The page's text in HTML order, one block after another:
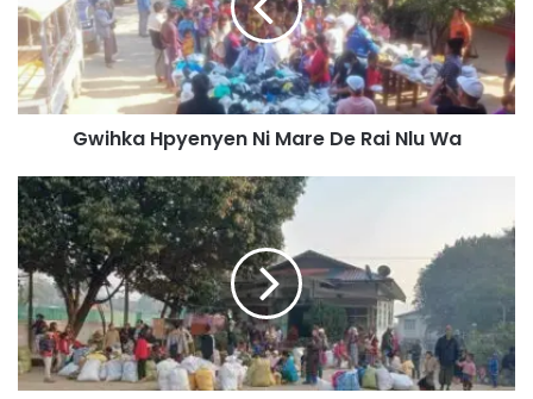
k
H
p
y
y
e
n
N
i
M
r
e
Gwihka Hpyenyen Ni Mare De Rai Nlu Wa
G
w
i
h
k
a
a
r